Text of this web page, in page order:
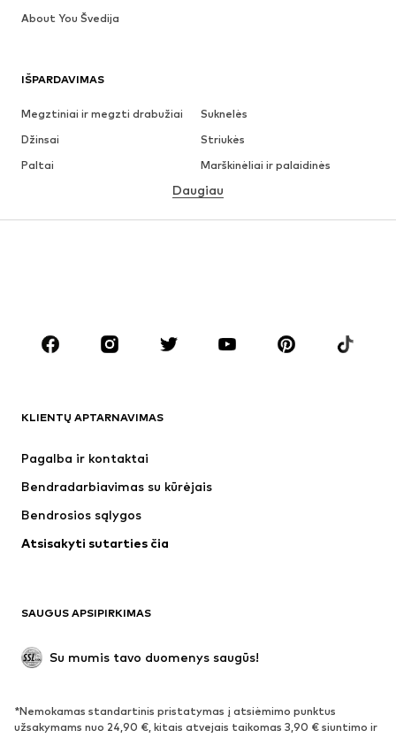
IŠPARDAVIMAS
Megztiniai ir megzti drabužiai
Suknelės
Džinsai
Striukės
Paltai
Marškinėliai ir palaidinės
Apatiniai
Sijonai
Palaidinės ir tunikos
Aksesuarai
Premium
Naujienos
Apatiniai
Paltai
Proginiai
Išskirtiniai
BATAI
Daugiau
KLIENTŲ APTARNAVIMAS
Pagalba ir kontaktai
Bendradarbiavimas su kūrėjais
Bendrosios sąlygos
Atsisakyti sutarties čia
SAUGUS APSIPIRKIMAS
Su mumis tavo duomenys saugūs!
*Nemokamas standartinis pristatymas į atsiėmimo punktus
užsakymams nuo 24,90 €, kitais atvejais taikomas 3,90 € siuntimo ir
About You Švedija